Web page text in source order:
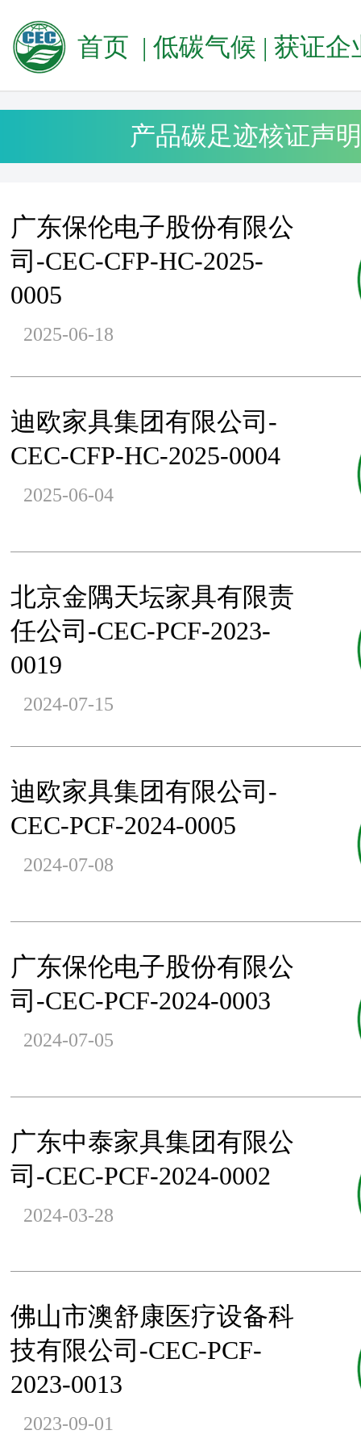
首页 | 低碳气候 | 获证企
产品碳足迹核证声明
广东保伦电子股份有限公
司-CEC-CFP-HC-2025-
0005
2025-06-18
迪欧家具集团有限公司-
CEC-CFP-HC-2025-0004
2025-06-04
北京金隅天坛家具有限责
任公司-CEC-PCF-2023-
0019
2024-07-15
迪欧家具集团有限公司-
CEC-PCF-2024-0005
2024-07-08
广东保伦电子股份有限公
司-CEC-PCF-2024-0003
2024-07-05
广东中泰家具集团有限公
司-CEC-PCF-2024-0002
2024-03-28
佛山市澳舒康医疗设备科
技有限公司-CEC-PCF-
2023-0013
2023-09-01